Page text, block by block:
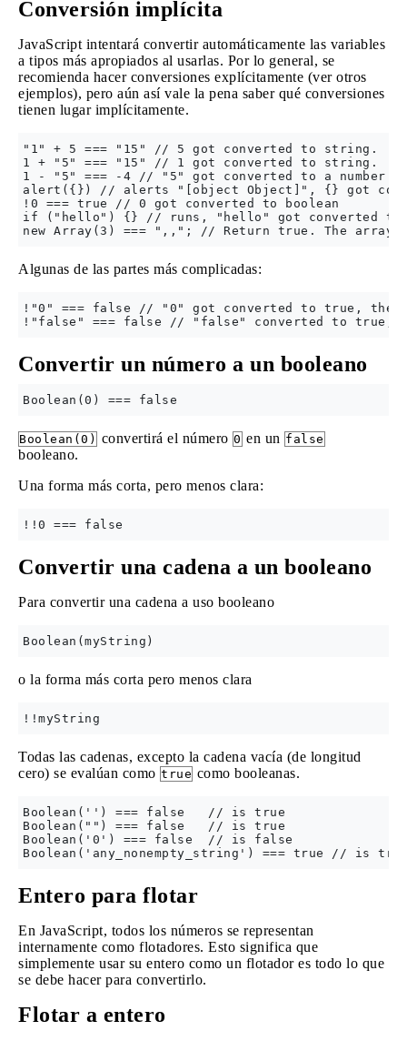
Conversión implícita
JavaScript intentará convertir automáticamente las variables
a tipos más apropiados al usarlas. Por lo general, se
recomienda hacer conversiones explícitamente (ver otros
ejemplos), pero aún así vale la pena saber qué conversiones
tienen lugar implícitamente.
"1" + 5 === "15" // 5 got converted to string.
1 + "5" === "15" // 1 got converted to string.
1 - "5" === -4 // "5" got converted to a number.
alert({}) // alerts "[object Object]", {} got
!0 === true // 0 got converted to boolean
if ("hello") {} // runs, "hello" got converted to
Algunas de las partes más complicadas:
!"0" === false // "0" got converted to true, then
Convertir un número a un booleano
Boolean(0) convertirá el número 0 en un false
booleano.
Una forma más corta, pero menos clara:
Convertir una cadena a un booleano
Para convertir una cadena a uso booleano
o la forma más corta pero menos clara
Todas las cadenas, excepto la cadena vacía (de longitud
cero) se evalúan como true como booleanas.
Boolean('') === false   // is true
Boolean("") === false   // is true
Boolean('0') === false  // is false
Entero para flotar
En JavaScript, todos los números se representan
internamente como flotadores. Esto significa que
simplemente usar su entero como un flotador es todo lo que
se debe hacer para convertirlo.
Flotar a entero